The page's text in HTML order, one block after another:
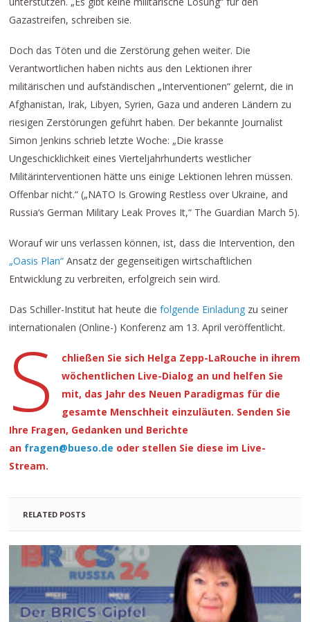
Gazastreifen, schreiben sie.
Doch das Töten und die Zerstörung gehen weiter. Die
Verantwortlichen haben nichts aus den Lektionen ihrer
militärischen und aufständischen „Interventionen“ gelernt, die in
Afghanistan, Irak, Libyen, Syrien, Gaza und anderen Ländern zu
riesigen Zerstörungen geführt haben. Der bekannte Journalist
Simon Jenkins schrieb letzte Woche: „Die krasse
Ungeschicklichkeit eines Vierteljahrhunderts westlicher
Militärinterventionen hätte uns einige Lektionen lehren müssen.
Offenbar nicht.“ („NATO Is Growing Restless over Ukraine, and
Russia‘s German Military Leak Proves It,“ The Guardian March 5).
Worauf wir uns verlassen können, ist, dass die Intervention, den
„Oasis Plan“ Ansatz der gegenseitigen wirtschaftlichen
Entwicklung zu verbreiten, erfolgreich sein wird.
Das Schiller-Institut hat heute diefolgende Einladung zu seiner
internationalen (Online-) Konferenz am 13. April veröffentlicht.
S
chließen Sie sich Helga Zepp-LaRouche in ihrem
wöchentlichen Live-Dialog an und helfen Sie
mit, das Jahr des Neuen Paradigmas für die
gesamte Menschheit einzuläuten. Senden Sie
Ihre Fragen, Gedanken und Berichte
an fragen@bueso.de oder stellen Sie diese im Live-
Stream.
RELATED POSTS